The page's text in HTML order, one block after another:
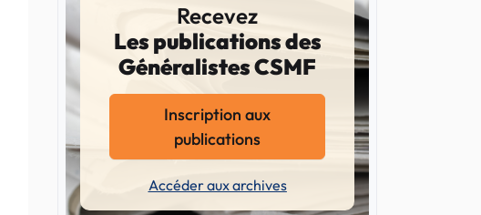
Recevez
Les publications des
Généralistes CSMF
Inscription aux
publications
Accéder aux archives